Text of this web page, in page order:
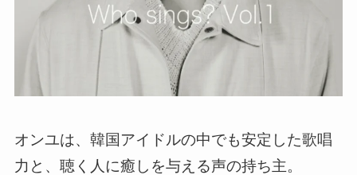
オンユは、韓国アイドルの中でも安定した歌唱
力と、聴く人に癒しを与える声の持ち主。